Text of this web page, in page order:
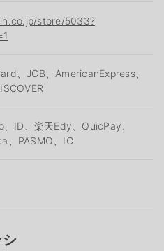
store/5033?
、JCB、AmericanExpress、
ID、楽天Edy、QuicPay、
、PASMO、IC